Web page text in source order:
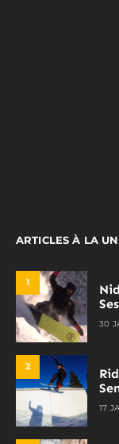
ARTICLES À LA
1
30
2
17